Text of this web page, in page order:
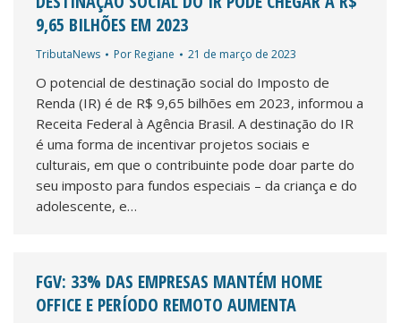
9,65 BILHÕES EM 2023
TributaNews Por Regiane 21 de março de 2023
O potencial de destinação social do Imposto de
Renda (IR) é de R$ 9,65 bilhões em 2023, informou a
Receita Federal à Agência Brasil. A destinação do IR
é uma forma de incentivar projetos sociais e
culturais, em que o contribuinte pode doar parte do
seu imposto para fundos especiais – da criança e do
adolescente, e…
FGV: 33% DAS EMPRESAS MANTÉM HOME
OFFICE E PERÍODO REMOTO AUMENTA